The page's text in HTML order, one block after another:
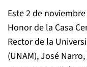
Este 2 de
Honor de la Casa
Rector de la
(UNAM), José